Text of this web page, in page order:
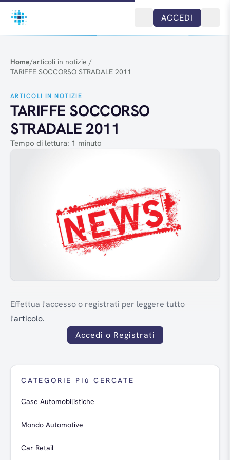
Salta al contenuto
ACCEDI
Home/articoli in notizie /
TARIFFE SOCCORSO STRADALE 2011
ARTICOLI IN NOTIZIE
TARIFFE SOCCORSO
STRADALE 2011
Tempo di lettura: 1 minuto
Effettua l'accesso o registrati per leggere tutto
l'articolo.
Accedi o Registrati
CATEGORIE PIù CERCATE
Case Automobilistiche
Mondo Automotive
Car Retail